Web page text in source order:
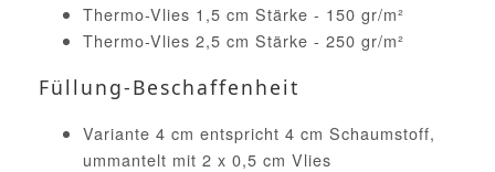
Thermo-Vlies 1,5 cm Stärke - 150 gr/m²
Thermo-Vlies 2,5 cm Stärke - 250 gr/m²
Füllung-Beschaffenheit
Variante 4 cm entspricht 4 cm Schaumstoff,
ummantelt mit 2 x 0,5 cm Vlies